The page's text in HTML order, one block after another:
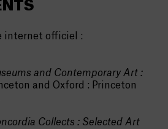
internet officiel :
and Contemporary Art :
and Oxford : Princeton
Collects : Selected Art